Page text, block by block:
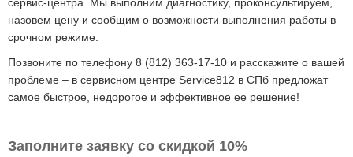
назовем цену и сообщим о возможности выполнения работы в
срочном режиме.
Позвоните по телефону 8 (812) 363-17-10 и расскажите о вашей
проблеме – в сервисном центре Service812 в СПб предложат
самое быстрое, недорогое и эффективное ее решение!
Заполните заявку со скидкой 10%